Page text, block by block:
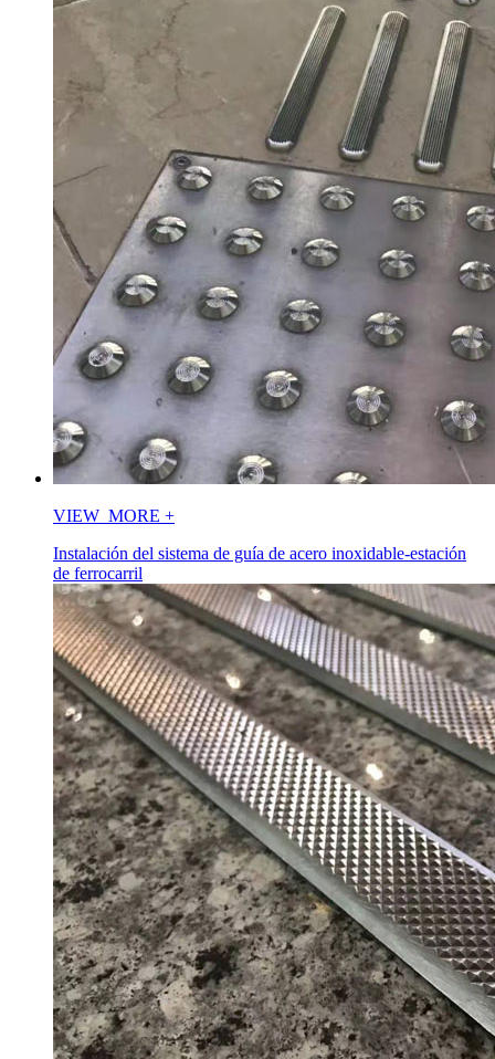
VIEW_MORE +
Instalación del sistema de guía de acero inoxidable-estación
de ferrocarril